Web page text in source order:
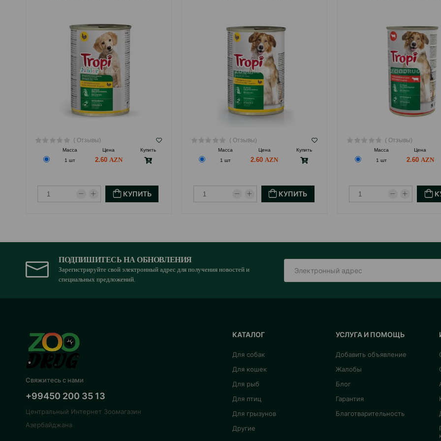
( Отзывы)
Масса Цена
Купить
1 шт
2.60
КУПИТЬ
( Отзывы)
Масса Цена
Купить
1 шт
2.60
КУПИТЬ
( Отзывы)
Масса Цена
1 шт
2.60
ПОДПИШИТЕСЬ НА ОБНОВЛЕНИЯ
Зарегистрируйте свой электронный адрес для получения новостей и
специальных предложений.
Свяжитесь с нами
+99450 200 35 13
Центральный Интернет Зоомагазин
Азербайджана
КАТАЛОГ
Для собак
Для кошек
Для рыб
Для птиц
Для грызунов
Другие
УСЛУГА И ПОМОЩЬ
Добавить объявление
Жалобы
Блог
Гарантия
Благотварительность